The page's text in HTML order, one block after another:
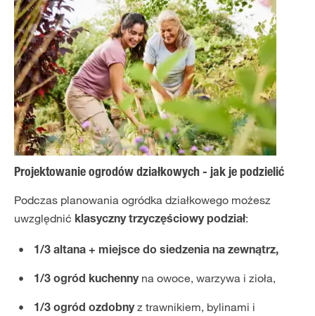
Projektowanie ogrodów działkowych - jak je podzielić
Podczas planowania ogródka działkowego możesz
uwzględnić klasyczny trzyczęściowy podział:
1/3 altana + miejsce do siedzenia na zewnątrz,
1/3 ogród kuchennyna owoce, warzywa i zioła,
1/3 ogród ozdobnyz trawnikiem, bylinami i